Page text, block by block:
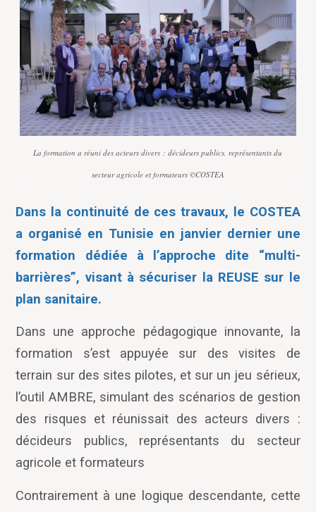
La formation a réuni des acteurs divers : décideurs publics, représentants du
secteur agricole et formateurs ©COSTEA
Dans la continuité de ces travaux, le COSTEA
a organisé en Tunisie en janvier dernier une
formation dédiée à l’approche dite “multi-
barrières”, visant à sécuriser la REUSE sur le
plan sanitaire.
Dans une approche pédagogique innovante, la
formation s’est appuyée sur des visites de
terrain sur des sites pilotes, et sur un jeu sérieux,
l’outil AMBRE, simulant des scénarios de gestion
des risques et réunissait des acteurs divers :
décideurs publics, représentants du secteur
agricole et formateurs
Contrairement à une logique descendante, cette